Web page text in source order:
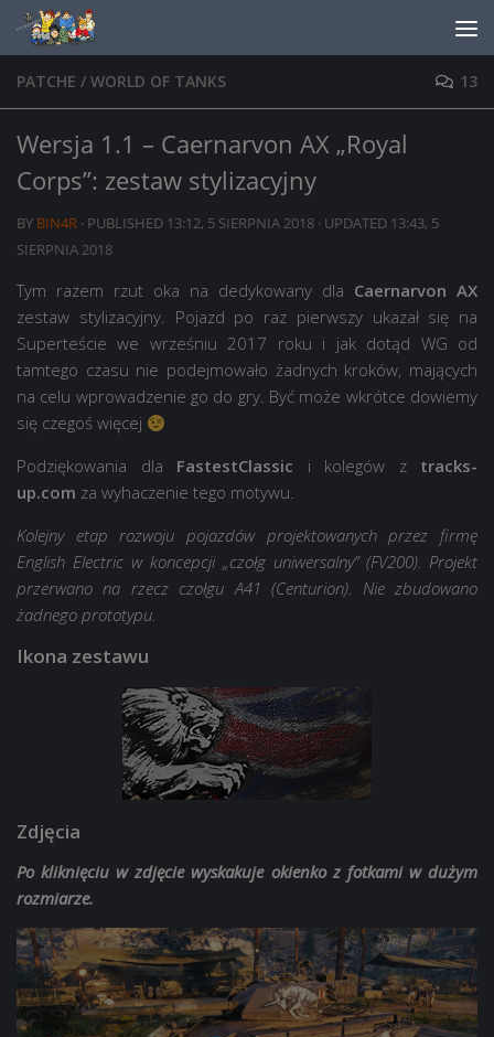
Skip to content
PATCHE / WORLD OF TANKS 13
Wersja 1.1 – Caernarvon AX „Royal
Corps”: zestaw stylizacyjny
BY BIN4R · PUBLISHED 13:12, 5 SIERPNIA 2018 · UPDATED 13:43, 5
SIERPNIA 2018
Tym razem rzut oka na dedykowany dla Caernarvon AX
zestaw stylizacyjny. Pojazd po raz pierwszy ukazał się na
Superteście we wrześniu 2017 roku i jak dotąd WG od
tamtego czasu nie podejmowało żadnych kroków, mających
na celu wprowadzenie go do gry. Być może wkrótce dowiemy
się czegoś więcej
Podziękowania dla FastestClassic i kolegów z tracks-
up.com za wyhaczenie tego motywu.
Kolejny etap rozwoju pojazdów projektowanych przez firmę
English Electric w koncepcji „czołg uniwersalny” (FV200). Projekt
przerwano na rzecz czołgu A41 (Centurion). Nie zbudowano
żadnego prototypu.
Ikona zestawu
Zdjęcia
Po kliknięciu w zdjęcie wyskakuje okienko z fotkami w dużym
rozmiarze.